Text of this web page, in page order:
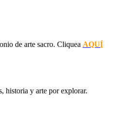
de arte sacro. Cliquea AQUÍ
historia y arte por explorar.